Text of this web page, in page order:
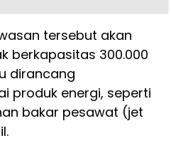
tersebut akan
berkapasitas 300.000
dirancang
produk energi, seperti
bakar pesawat (jet